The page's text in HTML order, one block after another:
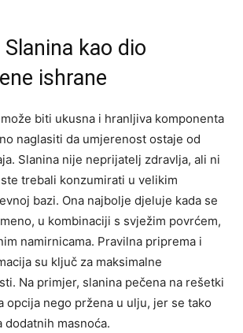
kao dio
ishrane
biti ukusna i hranljiva komponenta
naglasiti da umjerenost ostaje od
Slanina nije neprijatelj zdravlja, ali ni
trebali konzumirati u velikim
bazi. Ona najbolje djeluje kada se
u kombinaciji s svježim povrćem,
namirnicama. Pravilna priprema i
su ključ za maksimalne
Na primjer, slanina pečena na rešetki
opcija nego pržena u ulju, jer se tako
dodatnih masnoća.